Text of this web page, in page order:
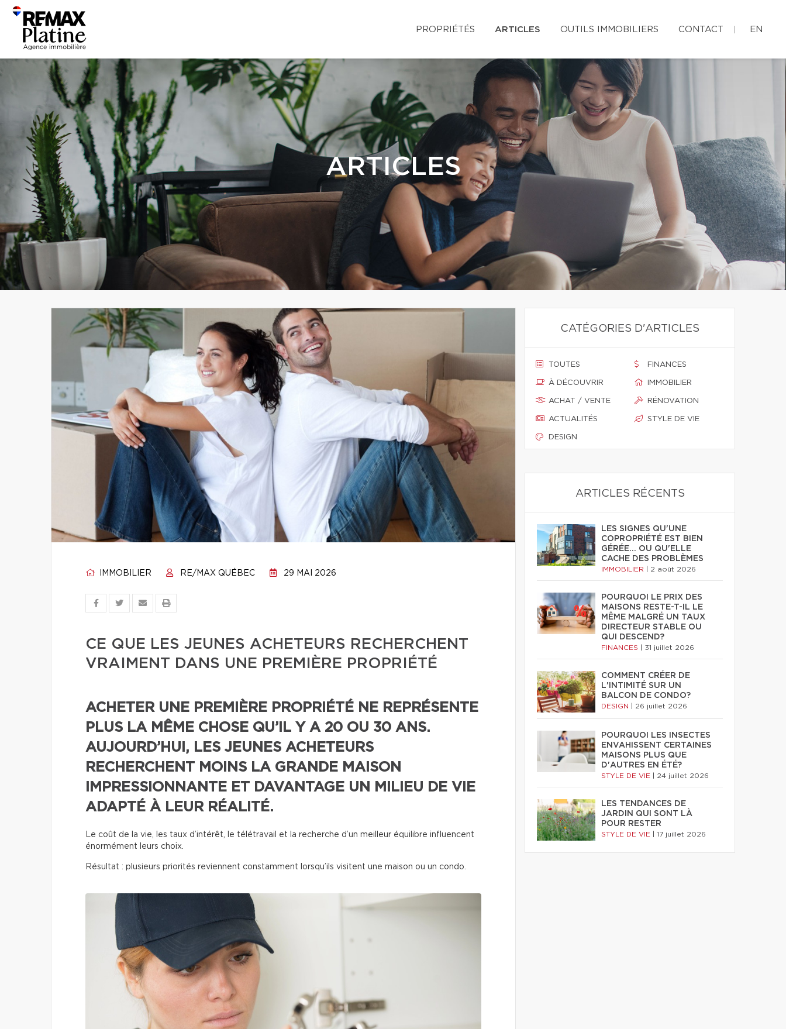
PROPRIÉTÉS ARTICLES OUTILS IMMOBILIERS CONTACT EN
ARTICLES
IMMOBILIER RE/MAX QUÉBEC 29 MAI 2026
CE QUE LES JEUNES ACHETEURS RECHERCHENT
VRAIMENT DANS UNE PREMIÈRE PROPRIÉTÉ
ACHETER UNE PREMIÈRE PROPRIÉTÉ NE REPRÉSENTE
PLUS LA MÊME CHOSE QU’IL Y A 20 OU 30 ANS.
AUJOURD’HUI, LES JEUNES ACHETEURS
RECHERCHENT MOINS LA GRANDE MAISON
IMPRESSIONNANTE ET DAVANTAGE UN MILIEU DE VIE
ADAPTÉ À LEUR RÉALITÉ.
Le coût de la vie, les taux d’intérêt, le télétravail et la recherche d’un meilleur équilibre influencent
énormément leurs choix.
Résultat : plusieurs priorités reviennent constamment lorsqu’ils visitent une maison ou un condo.
CATÉGORIES D'ARTICLES
TOUTES
À DÉCOUVRIR
ACHAT / VENTE
ACTUALITÉS
DESIGN
FINANCES
IMMOBILIER
RÉNOVATION
STYLE DE VIE
ARTICLES RÉCENTS
LES SIGNES QU'UNE
COPROPRIÉTÉ EST BIEN
GÉRÉE… OU QU'ELLE
CACHE DES PROBLÈMES
IMMOBILIER 2 août 2026
POURQUOI LE PRIX DES
MAISONS RESTE-T-IL LE
MÊME MALGRÉ UN TAUX
DIRECTEUR STABLE OU
QUI DESCEND?
FINANCES 31 juillet 2026
COMMENT CRÉER DE
L'INTIMITÉ SUR UN
BALCON DE CONDO?
DESIGN 26 juillet 2026
POURQUOI LES INSECTES
ENVAHISSENT CERTAINES
MAISONS PLUS QUE
D'AUTRES EN ÉTÉ?
STYLE DE VIE 24 juillet 2026
LES TENDANCES DE
JARDIN QUI SONT LÀ
POUR RESTER
STYLE DE VIE 17 juillet 2026